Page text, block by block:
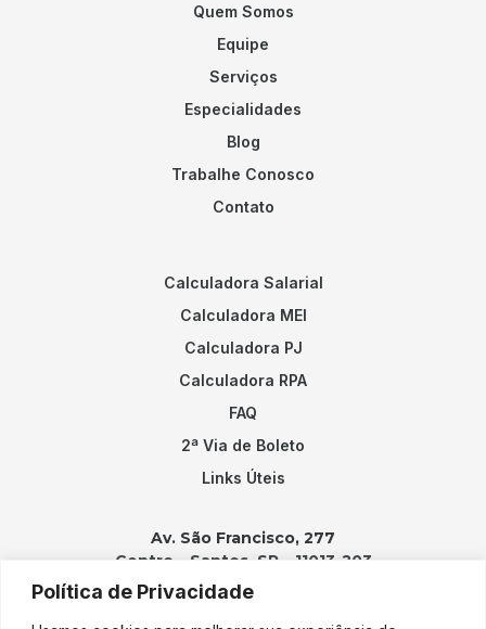
Política de Privacidade
Quem Somos
Equipe
Serviços
Especialidades
Blog
Trabalhe Conosco
Contato
Calculadora Salarial
Calculadora MEI
Calculadora PJ
Calculadora RPA
FAQ
2ª Via de Boleto
Links Úteis
Av. São Francisco, 277
Centro – Santos, SP – 11013-203
Contatos: